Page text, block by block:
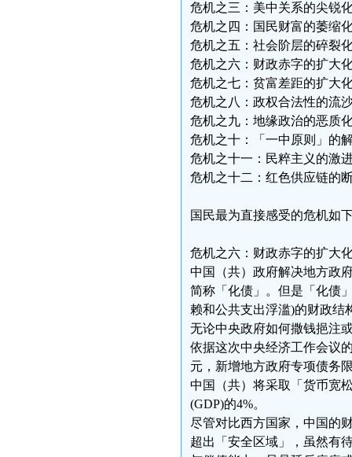
危机之三：美中关系的尖锐
危机之四：国民财富的萎缩
危机之五：社会阶层的碎裂
危机之六：财政赤字的扩大
危机之七：贫富差距的扩大
危机之八：政权合法性的流
危机之九：地缘政治的恶质
危机之十：「一中原则」的
危机之十一：民粹主义的激
危机之十二：红色供应链的
国民最为直接感受的危机如
危机之六：财政赤字的扩大
中国（共）政府解决地方政
简称「化债」。但是「化债
赖和公共支出浮滥)的财政结
无论中央政府如何撒钱挹注
依据这次中央经济工作会议
元，新增地方政府专项债务
中国（共）将采取「货币宽
(GDP)的4%。
尽管对比西方国家，中国的
超出「安全区域」，虽然有